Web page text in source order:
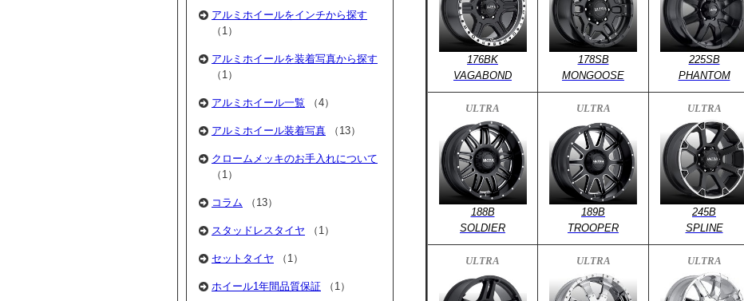
176BK
VAGABOND
178SB
MONGOOSE
225SB
PHANTOM
ULTRA
188B
SOLDIER
ULTRA
189B
TROOPER
ULTRA
245B
SPLINE
ULTRA ULTRA ULTRA
アルミホイールをインチから探す
（1）
アルミホイールを装着写真から探す
（1）
アルミホイール一覧 （4）
アルミホイール装着写真 （13）
クロームメッキのお手入れについて
（1）
コラム （13）
スタッドレスタイヤ （1）
セットタイヤ （1）
ホイール1年間品質保証 （1）